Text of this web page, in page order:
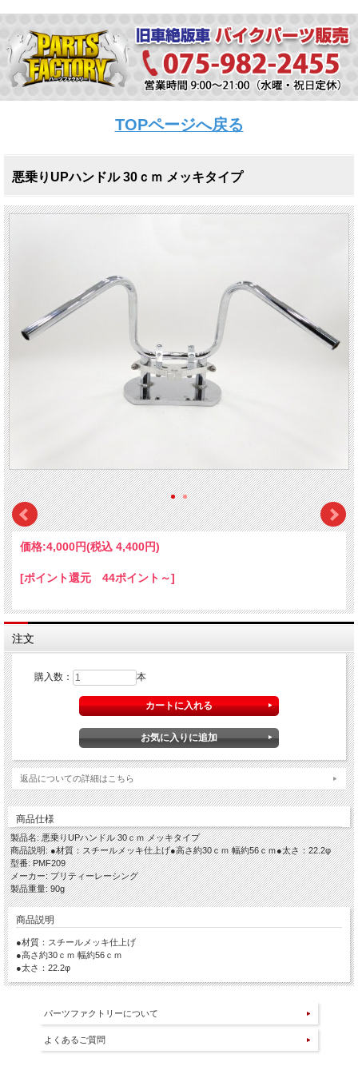
TOPページへ戻る
悪乗りUPハンドル 30ｃｍ メッキタイプ
価格:4,000円(税込 4,400円)
[ポイント還元 44ポイント～]
注文
購入数： 本
返品についての詳細はこちら
商品仕様
製品名: 悪乗りUPハンドル 30ｃｍ メッキタイプ
商品説明: ●材質：スチールメッキ仕上げ●高さ約30ｃｍ 幅約56ｃｍ●太さ：22.2φ
型番: PMF209
メーカー: プリティーレーシング
製品重量: 90g
商品説明
●材質：スチールメッキ仕上げ
●高さ約30ｃｍ 幅約56ｃｍ
●太さ：22.2φ
パーツファクトリーについて
よくあるご質問